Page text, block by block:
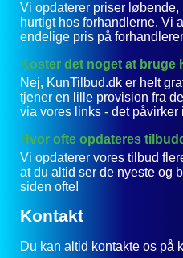
Vi opdaterer priser
hurtigt hos forhandlerne. Vi
endelige pris på
Koster det noget at bruge
Nej, KunTilbud.dk er helt
tjener en lille provision fra
via vores links - det påvirker
Hvor ofte opdateres
Vi opdaterer vores tilbud
at du altid ser de nyeste og
siden ofte!
Kontakt
Du kan altid kontakte os på